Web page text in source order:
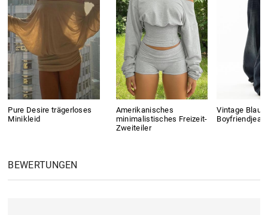
Pure Desire trägerloses
Minikleid
Amerikanisches
minimalistisches Freizeit-
Zweiteiler
Vintage Blaue
BEWERTUNGEN